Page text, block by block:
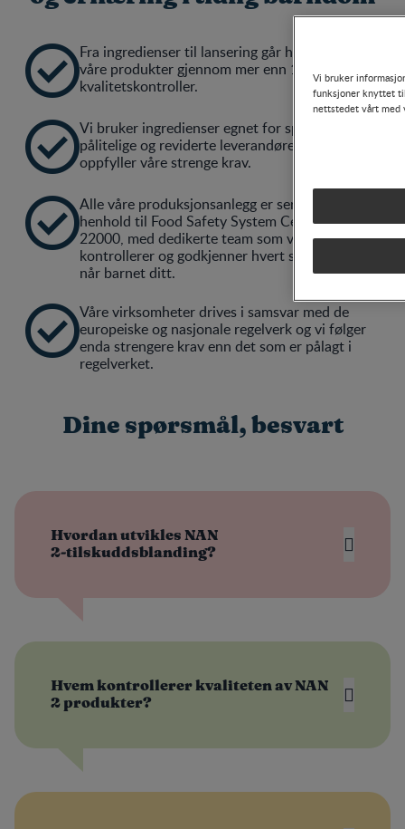
Fra ingredienser til lansering går hver batch av
våre produkter gjennom mer enn 1 200
kvalitetskontroller.
Vi bruker ingredienser egnet for spedbarn fra
pålitelige og reviderte leverandører som
oppfyller våre strenge krav.
Alle våre produksjonsanlegg er sertifisert i
henhold til Food Safety System Certification
22000, med dedikerte team som verifiserer,
kontrollerer og godkjenner hvert steg før noe
når barnet ditt.
Våre virksomheter drives i samsvar med de
europeiske og nasjonale regelverk og vi følger
enda strengere krav enn det som er pålagt i
regelverket.
Dine spørsmål, besvart
Hvordan utvikles NAN
2‑tilskuddsblanding?
Hvem kontrollerer kvaliteten av NAN
2 produkter?
Vi bruker
funksjoner knyttet
nettstedet vårt med